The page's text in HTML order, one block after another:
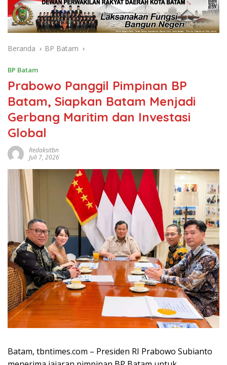
Beranda BP Batam
BP Batam
Prabowo Panggil Pimpinan BP
Batam, Siapkan Batam Menjadi
Gerbang Maritim dan Investasi
Global
Redaksitbn
Juli 7, 2026
Batam, tbntimes.com – Presiden RI Prabowo Subianto